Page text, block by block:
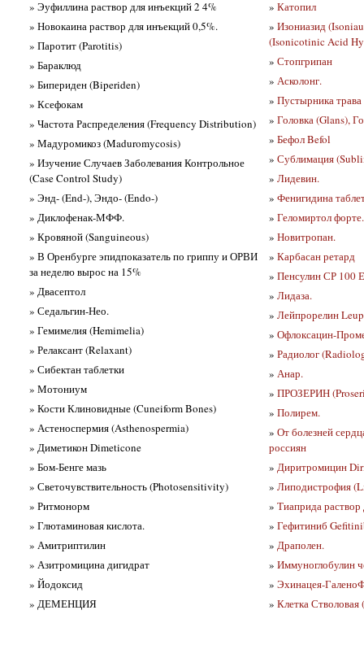
» Эуфиллина раствор для инъекций 2 4%
» Новокаина раствор для инъекций 0,5%.
» Паротит (Parotitis)
» Бараклюд
» Бипериден (Biperiden)
» Ксефокам
» Частота Распределения (Frequency Distribution)
» Мадуромикоз (Maduromycosis)
» Изучение Случаев Заболевания Контрольное
(Case Control Study)
» Энд- (End-), Эндо- (Endo-)
» Диклофенак-МФФ.
» Кровяной (Sanguineous)
» В Оренбурге эпидпоказатель по гриппу и ОРВИ
за неделю вырос на 15%
» Двасептол
» Седальгин-Нео.
» Гемимелия (Hemimelia)
» Релаксант (Relaxant)
» Сибектан таблетки
» Мотониум
» Кости Клиновидные (Cuneiform Bones)
» Астеноспермия (Asthenospermia)
» Диметикон Dimeticone
» Бом-Бенге мазь
» Светочувствительность (Photosensitivity)
» Ритмонорм
» Глютаминовая кислота.
» Амитриптилин
» Азитромицина дигидрат
» Йодоксид
» ДЕМЕНЦИЯ
» Катопил
» Изониазид
(Isonicotinic Acid
» Стопгрипан
» Асколонг.
» Пустырника
» Головка (Glans),
» Бефол Befol
» Сублимация
» Лидевин.
» Фенигидина
» Геломиртол форте.
» Новитропан.
» Карбасан ретард
» Пенсулин СР 100
» Лидаза.
» Лейпрорелин
» Офлоксацин-
» Радиолог
» Анар.
» ПРОЗЕРИН
» Полирем.
» От болезней
россиян
» Диритромицин
» Липодистрофия
» Тиаприда
» Гефитиниб
» Драполен.
» Иммуноглобулин
» Эхинацея-
» Клетка Стволовая